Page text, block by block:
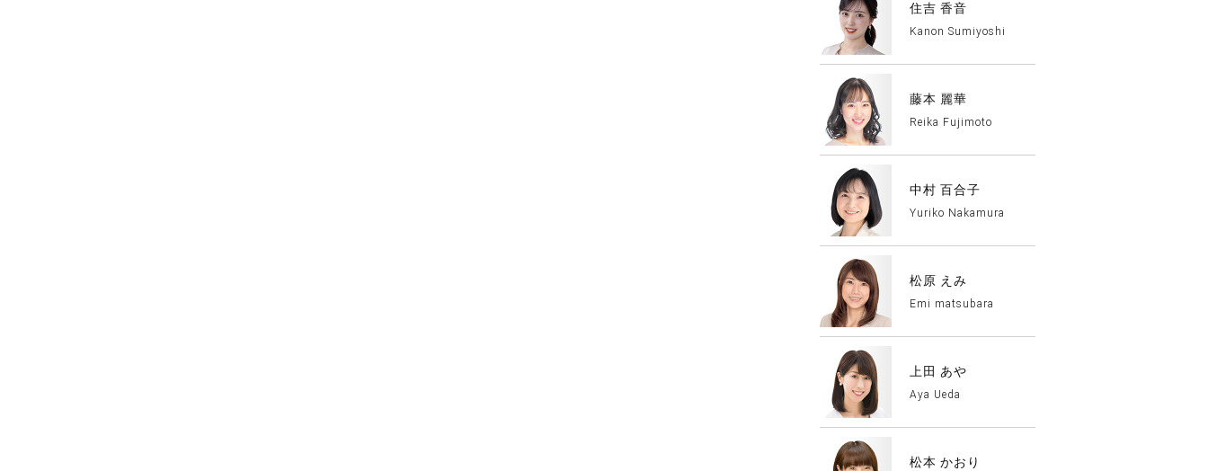
住吉 香音
Kanon Sumiyoshi
藤本 麗華
Reika Fujimoto
中村 百合子
Yuriko Nakamura
松原 えみ
Emi matsubara
上田 あや
Aya Ueda
松本 かおり